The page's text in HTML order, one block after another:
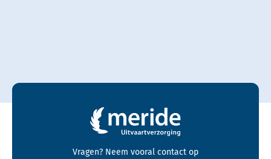
Contactgegevens en footer menu van Meride
Vragen? Neem vooral contact op